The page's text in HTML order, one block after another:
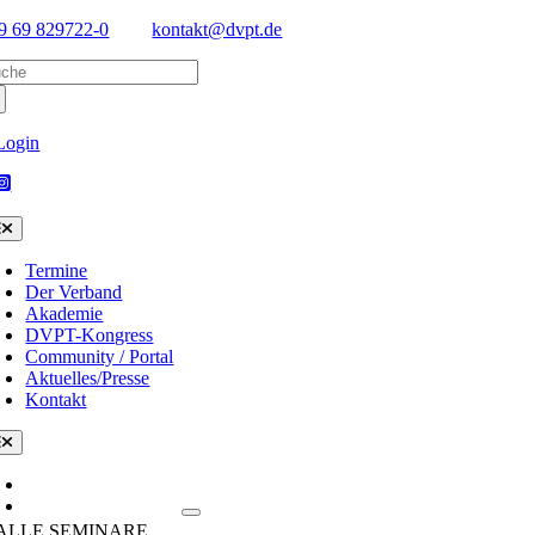
Skip
content
69 829722-0
kontakt@dvpt.de
Termine
Der Verband
Akademie
DVPT-Kongress
Community / Portal
Aktuelles/Presse
Kontakt
Seminare & Themen
SEMINARE